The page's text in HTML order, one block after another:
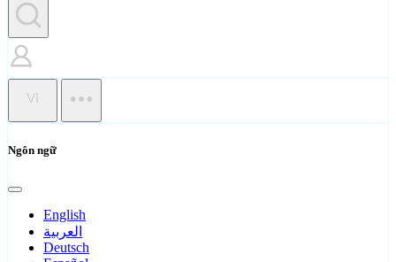
VI
Ngôn ngữ
English
العربية
Deutsch